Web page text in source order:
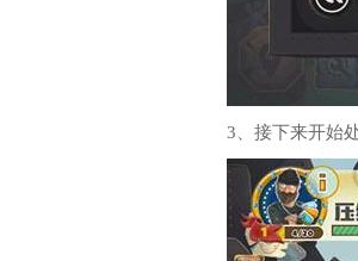
3、接下来开始